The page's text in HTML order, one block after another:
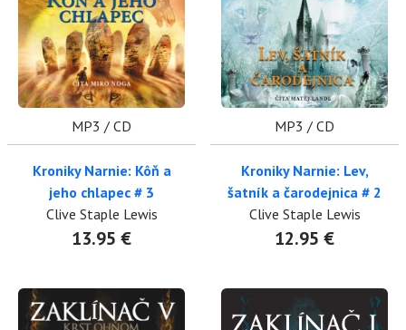
MP3 / CD
Kroniky Narnie: Kôň a
jeho chlapec # 3
Clive Staple Lewis
13.95 €
MP3 / CD
Kroniky Narnie: Lev,
šatník a čarodejnica # 2
Clive Staple Lewis
12.95 €